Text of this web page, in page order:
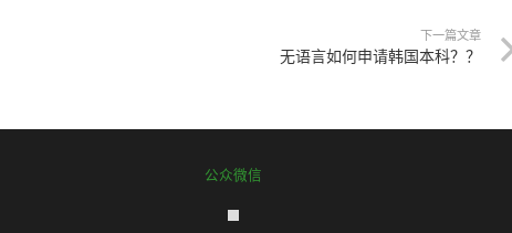
下一篇文章
无语言如何申请韩国本科？？
公众微信